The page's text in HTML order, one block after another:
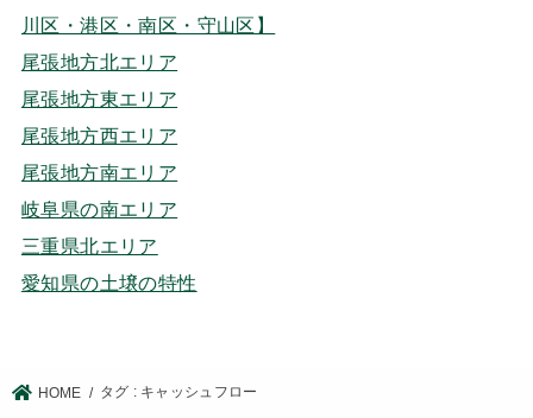
川区・港区・南区・守山区】
尾張地方北エリア
尾張地方東エリア
尾張地方西エリア
尾張地方南エリア
岐阜県の南エリア
三重県北エリア
愛知県の土壌の特性
HOME タグ : キャッシュフロー